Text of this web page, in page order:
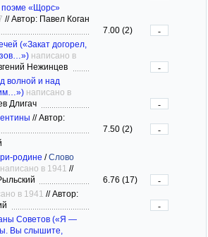
поэме «Щорс»
//Автор: Павел Коган
7.00 (2)
-
(«Закат догорел,
написано в
Нежинцев
-
волной и над
написано в
Длигач
-
//Автор:
7.50 (2)
-
родине /Слово
написано в 1941 //
6.76 (17)
-
в 1941 //Автор:
-
Советов («Я —
Вы слышите,